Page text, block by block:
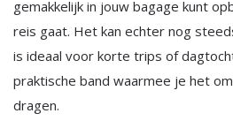
gemakkelijk in jouw bagage kunt
reis gaat. Het kan echter nog
is ideaal voor korte trips of
praktische band waarmee je het
dragen.